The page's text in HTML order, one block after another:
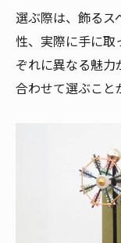
選ぶ際は、飾るス
性、実際に手に取
ぞれに異なる魅
合わせて選ぶこと